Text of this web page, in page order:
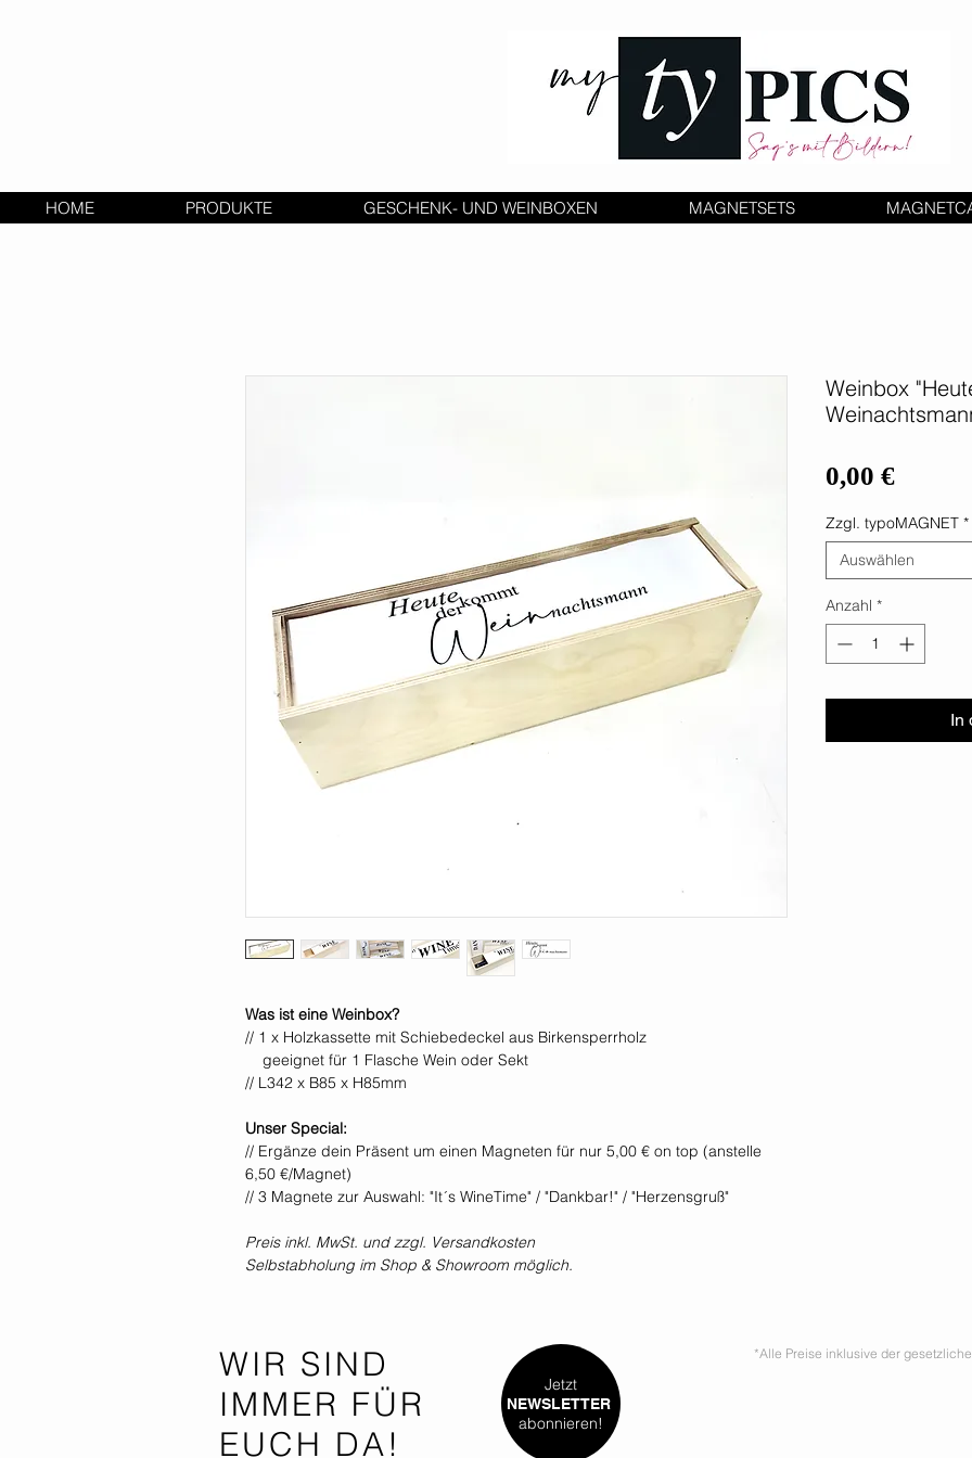
HOME PRODUKTE GESCHENK- UND WEINBOXEN MAGNETSETS
Was ist eine Weinbox?
// 1 x Holzkassette mit Schiebedeckel aus Birkensperrholz
geeignet für 1 Flasche Wein oder Sekt
// L342 x B85 x H85mm
Unser Special:
// Ergänze dein Präsent um einen Magneten für nur 5,00 € on top (anstelle
6,50 €/Magnet)
// 3 Magnete zur Auswahl: "It´s WineTime" / "Dankbar!" / "Herzensgruß"
Preis inkl. MwSt. und zzgl. Versandkosten
Selbstabholung im Shop & Showroom möglich.
Weinbox
0,00 €Preis
Zzgl. typoMAGNET *
Auswählen
Anzahl *
In
WIR SIND
IMMER FÜR
EUCH DA!
Jetzt
NEWSLETTER
abonnieren!
*Alle Preise inklusive der